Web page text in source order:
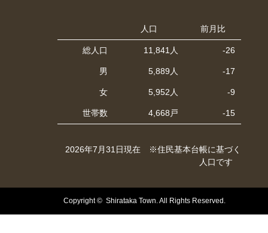
人口 前月比
総人口 11,841人 -26
男 5,889人 -17
女 5,952人 -9
世帯数 4,668戸 -15
2026年7月31日現在 ※住民基本台帳に基づく
人口です
Copyright © Shirataka Town. All Rights Reserved.